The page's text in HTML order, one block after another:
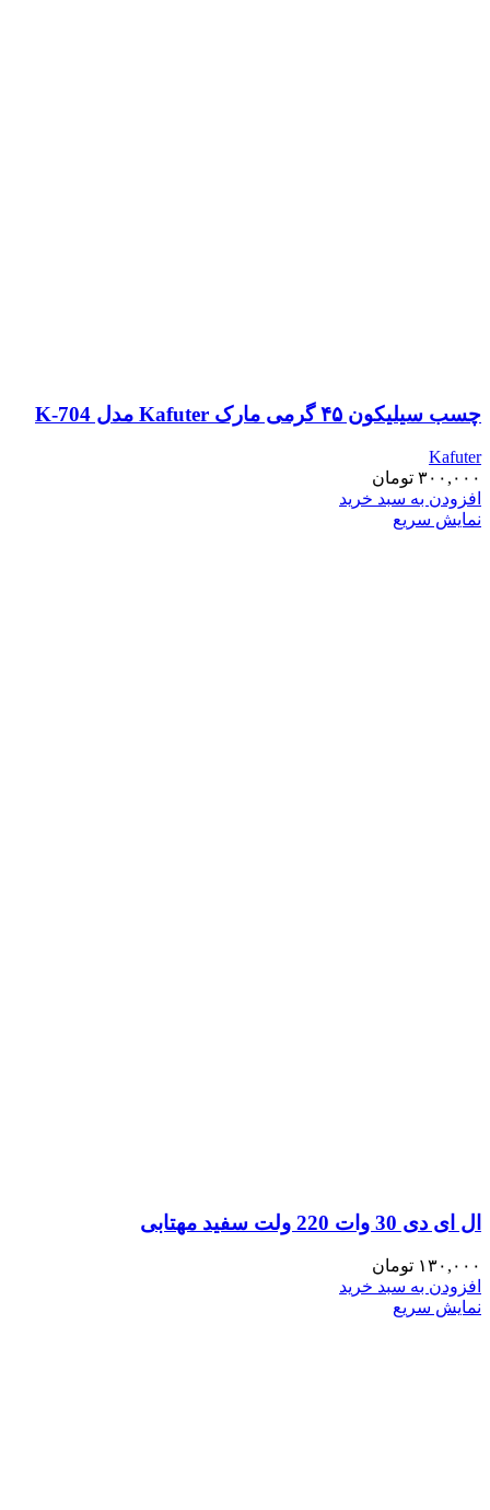
چسب سیلیکون ۴۵ گرمی مارک Kafuter مدل K-704
Kafuter
۳۰۰,۰۰۰ تومان
افزودن به سبد خرید
نمایش سریع
ال ای دی 30 وات 220 ولت سفید مهتابی
۱۳۰,۰۰۰ تومان
افزودن به سبد خرید
نمایش سریع